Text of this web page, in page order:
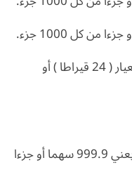
ويعتبر الذهب النقي ( الخالص) من معيار ( 24 قيراطا ) أو
السبائك الذهبية معيار ( 24 قيراطا ) يعني 999.9 سهما أو جزءا